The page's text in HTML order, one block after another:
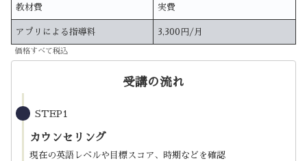
教材費 実費
アプリによる指導料 3,300円/月
価格すべて税込
受講の流れ
STEP1
カウンセリング
現在の英語レベルや目標スコア、時期などを確認